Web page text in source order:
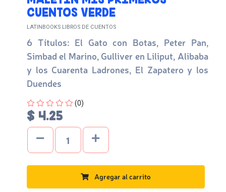
CUENTOS VERDE
LATINBOOKS LIBROS DE CUENTOS
6 Títulos: El Gato con Botas, Peter Pan,
Simbad el Marino, Gulliver en Liliput, Alibaba
y los Cuarenta Ladrones, El Zapatero y los
Duendes
Four out of Five Stars
(0)
$ 4.25
Agregar al carrito